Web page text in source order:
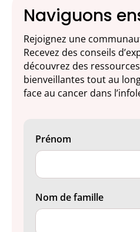
Naviguons
Rejoignez une
Recevez des conseils
découvrez des
bienveillantes tout au
face au cancer dans
Prénom
Nom de famille